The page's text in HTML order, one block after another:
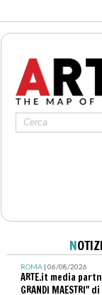
N
ROMA| 06/08/2026
ARTE.it media
GRANDI MAESTRI"